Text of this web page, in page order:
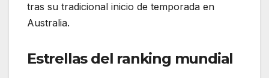
tras su tradicional inicio de temporada en
Australia.
Estrellas del ranking mundial